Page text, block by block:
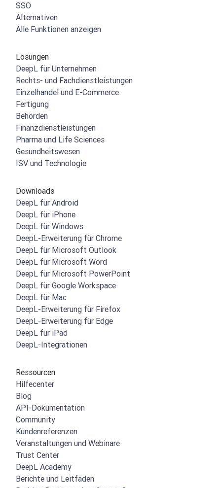
SSO
Alternativen
Alle Funktionen anzeigen
Lösungen
DeepL für Unternehmen
Rechts- und Fachdienstleistungen
Einzelhandel und E-Commerce
Fertigung
Behörden
Finanzdienstleistungen
Pharma und Life Sciences
Gesundheitswesen
ISV und Technologie
Downloads
DeepL für Android
DeepL für iPhone
DeepL für Windows
DeepL-Erweiterung für Chrome
DeepL für Microsoft Outlook
DeepL für Microsoft Word
DeepL für Microsoft PowerPoint
DeepL für Google Workspace
DeepL für Mac
DeepL-Erweiterung für Firefox
DeepL-Erweiterung für Edge
DeepL für iPad
DeepL-Integrationen
Ressourcen
Hilfecenter
Blog
API-Dokumentation
Community
Kundenreferenzen
Veranstaltungen und Webinare
Trust Center
DeepL Academy
Berichte und Leitfäden